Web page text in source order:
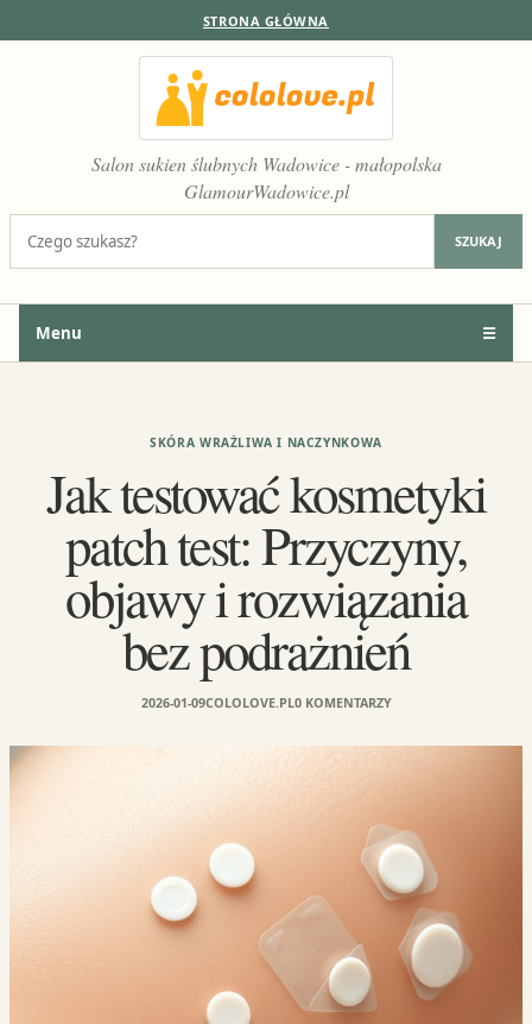
STRONA GŁÓWNA
Salon sukien ślubnych Wadowice - małopolska
GlamourWadowice.pl
SZUKAJ
Menu ☰
SKÓRA WRAŻLIWA I NACZYNKOWA
Jak testować kosmetyki
patch test: Przyczyny,
objawy i rozwiązania
bez podrażnień
2026-01-09COLOLOVE.PL0 KOMENTARZY